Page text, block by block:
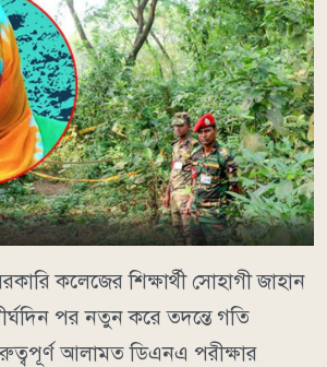
কলেজের শিক্ষার্থী সোহাগী জাহান
পর নতুন করে তদন্তে গতি
আলামত ডিএনএ পরীক্ষার